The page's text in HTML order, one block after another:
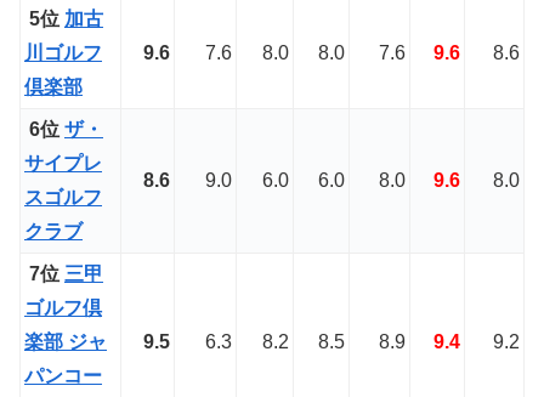
5位 加古
川ゴルフ
倶楽部
9.6 7.6 8.0 8.0 7.6 9.6 8.6
6位 ザ・
サイプレ
スゴルフ
クラブ
8.6 9.0 6.0 6.0 8.0 9.6 8.0
7位 三甲
ゴルフ倶
楽部 ジャ
パンコー
9.5 6.3 8.2 8.5 8.9 9.4 9.2